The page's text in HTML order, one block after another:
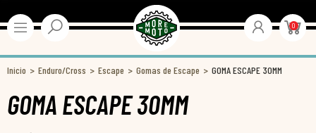
0
Inicio Enduro/Cross Escape Gomas de Escape GOMA ESCAPE 30MM
GOMA ESCAPE 30MM